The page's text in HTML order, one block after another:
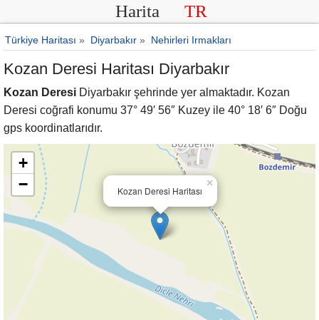
Harita TR
Türkiye Haritası » Diyarbakır » Nehirleri Irmakları
Kozan Deresi Haritası Diyarbakır
Kozan Deresi Diyarbakır şehrinde yer almaktadır. Kozan
Deresi coğrafi konumu 37° 49′ 56″ Kuzey ile 40° 18′ 6″ Doğu
gps koordinatlarıdır.
Kozan Deresi Haritası
×
+
−